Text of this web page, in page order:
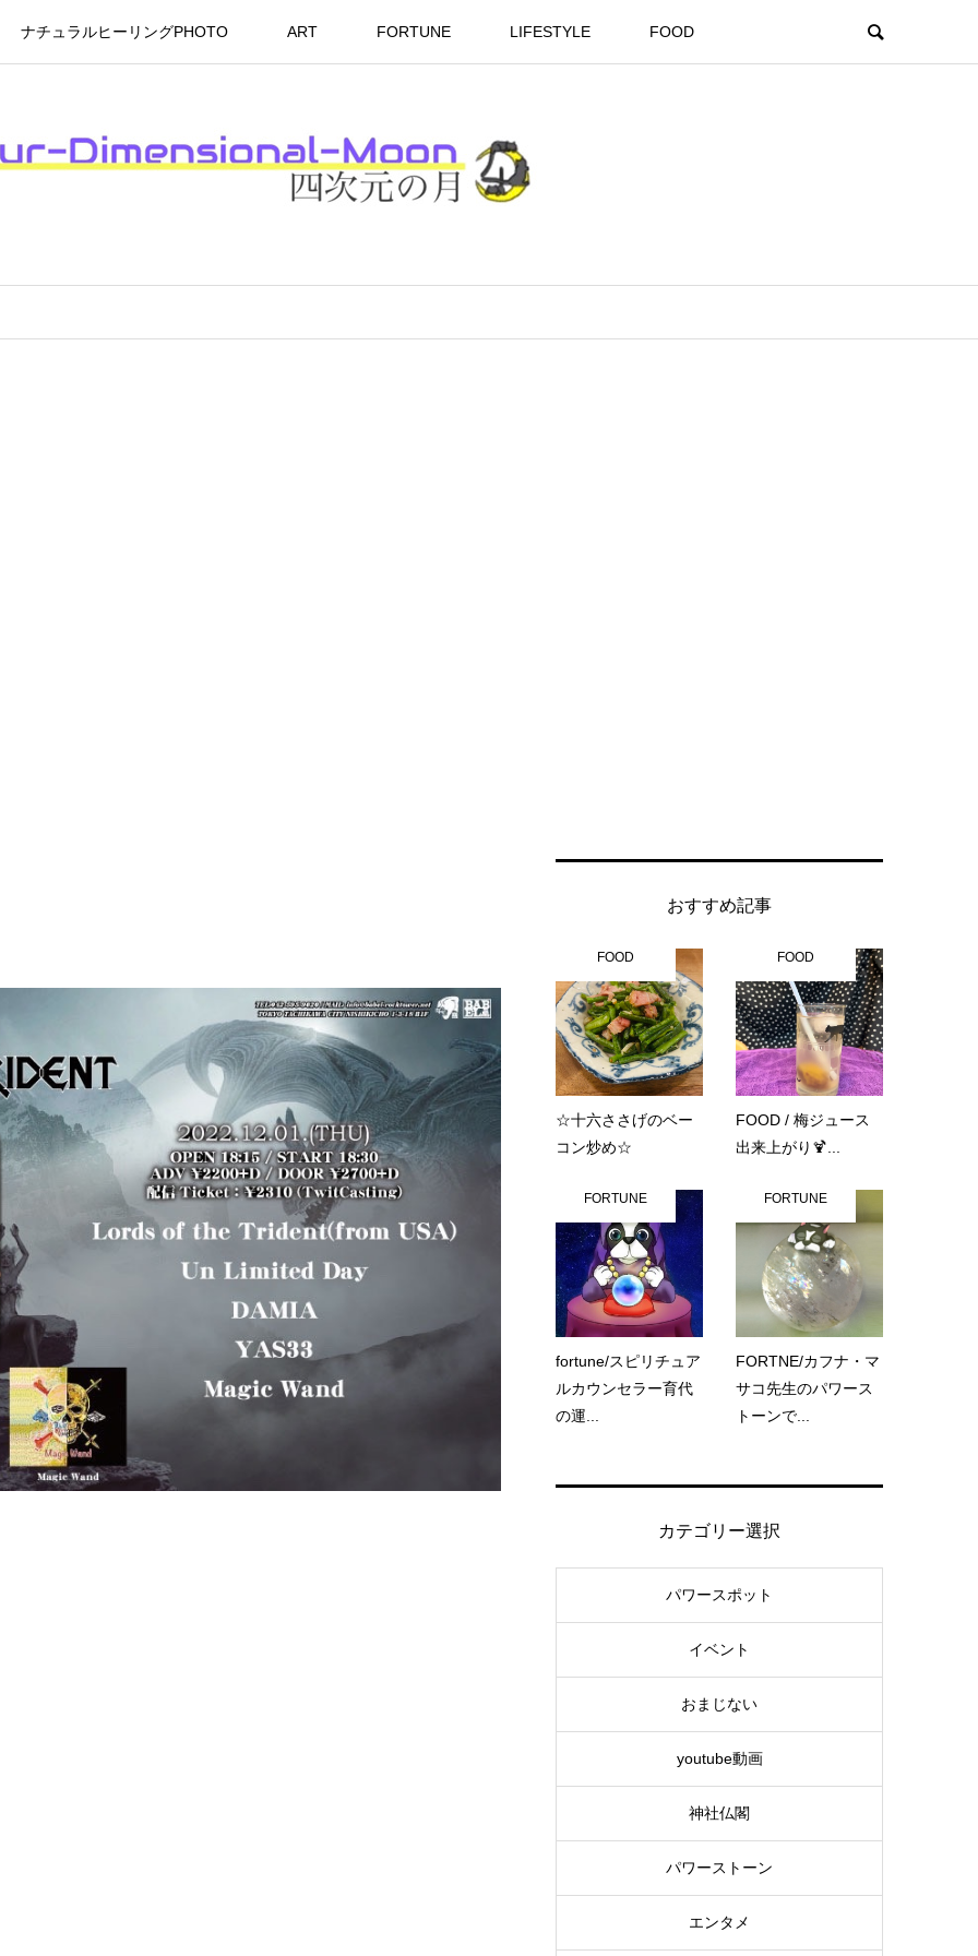
ナチュラルヒーリングPHOTO ART FORTUNE LIFESTYLE FOOD
おすすめ記事
FOOD
☆十六ささげのベー
コン炒め☆
FOOD
FOOD / 梅ジュース
出来上がり🍹...
FORTUNE
fortune/スピリチュア
ルカウンセラー育代
の運...
FORTUNE
FORTNE/カフナ・マ
サコ先生のパワース
トーンで...
カテゴリー選択
パワースポット
イベント
おまじない
youtube動画
神社仏閣
パワーストーン
エンタメ